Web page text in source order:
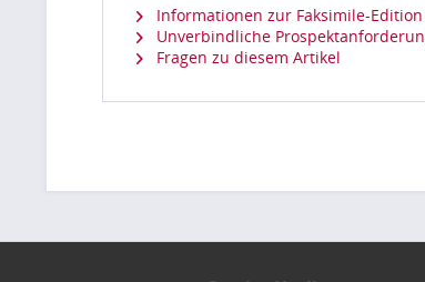
Informationen zur Faksimile-Edition
Unverbindliche
Fragen zu diesem Artikel